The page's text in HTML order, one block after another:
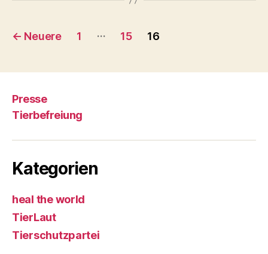
Seitennummerierung
Beiträge
← Neuere 1 … 15 16
Presse
Tierbefreiung
Kategorien
heal the world
TierLaut
Tierschutzpartei